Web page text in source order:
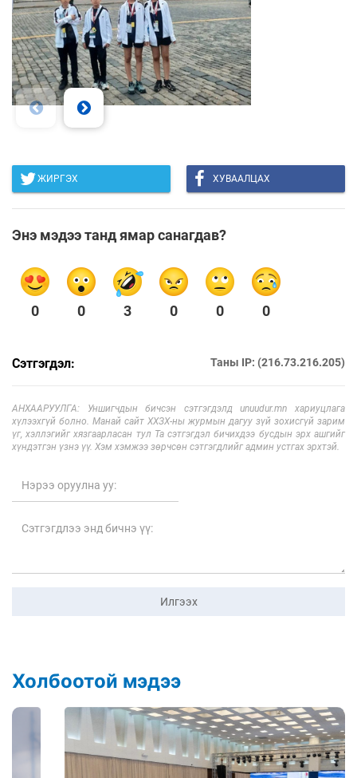
ЖИРГЭХ ХУВААЛЦАХ
Энэ мэдээ танд ямар санагдав?
0 0 3 0 0 0
Сэтгэгдэл: Таны IP: (216.73.216.205)
АНХААРУУЛГА: Уншигчдын бичсэн сэтгэгдэлд unuudur.mn хариуцлага
хүлээхгүй болно. Манай сайт ХХЗХ-ны журмын дагуу зүй зохисгүй зарим
үг, хэллэгийг хязгаарласан тул Та сэтгэгдэл бичихдээ бусдын эрх ашгийг
хүндэтгэн үзнэ үү. Хэм хэмжээ зөрчсөн сэтгэгдлийг админ устгах эрхтэй.
Илгээх
Холбоотой мэдээ